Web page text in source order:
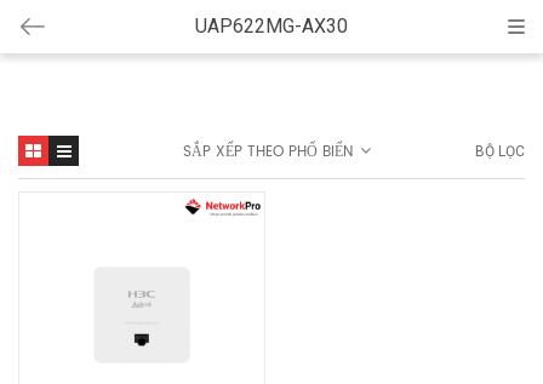
UAP622MG-AX30
SẮP XẾP THEO PHỔ BIẾN BỘ LỌC